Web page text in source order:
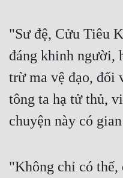
Dị Giới
Gia Đấu
"Sư đệ, Cửu Tiêu
đáng khinh người,
trừ ma vệ đạo, đối
tông ta hạ tử thủ,
chuyện này có
"Không chỉ có